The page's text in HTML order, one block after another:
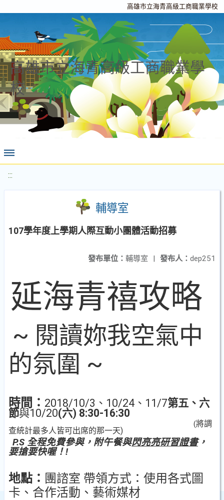
高雄市立海青高級工商職業學校
高雄市立海青高級工商職業學
校
:::
輔導室
107學年度上學期人際互動小團體活動招募
發布人： dep251
發布單位： 輔導室 |
延海青禧攻略
~ 閱讀妳我空氣中
的氛圍 ~
時間： 2018/10/3 、 10/24 、 11/7第五、六
節與10/20(六) 8:30-16:30
(將調
查統計最多人皆可出席的那一天)
P.S 全程免費參與，附午餐與閃亮亮研習證書，
要搶要快喔！!
地點： 團諮室 帶領方式： 使用各式圖
卡、合作活動、藝術媒材